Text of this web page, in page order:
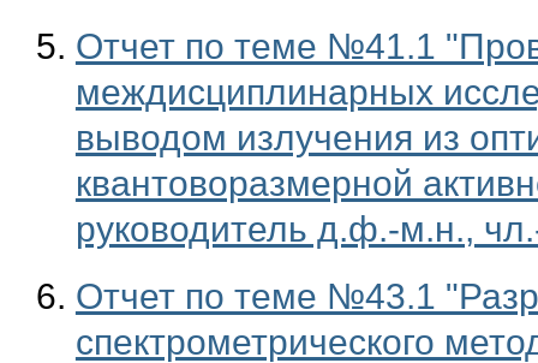
Отчет по теме №41.1
междисциплинарных
выводом излучения из
квантоворазмерной
руководитель д.ф.-м.н.,
Отчет по теме №43.1
спектрометрического